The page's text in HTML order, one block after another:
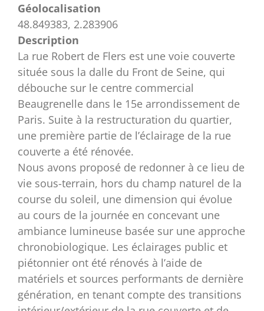
Géolocalisation
48.849383, 2.283906
Description
La rue Robert de Flers est une voie couverte
située sous la dalle du Front de Seine, qui
débouche sur le centre commercial
Beaugrenelle dans le 15e arrondissement de
Paris. Suite à la restructuration du quartier,
une première partie de l’éclairage de la rue
couverte a été rénovée.
Nous avons proposé de redonner à ce lieu de
vie sous-terrain, hors du champ naturel de la
course du soleil, une dimension qui évolue
au cours de la journée en concevant une
ambiance lumineuse basée sur une approche
chronobiologique. Les éclairages public et
piétonnier ont été rénovés à l’aide de
matériels et sources performants de dernière
génération, en tenant compte des transitions